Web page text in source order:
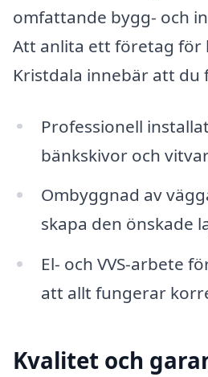
omfattande bygg- och
Att anlita ett företag för
Kristdala innebär att du
Professionell
bänkskivor och
Ombyggnad av
skapa den önskade
El- och VVS-arbete
att allt fungerar
Kvalitet och